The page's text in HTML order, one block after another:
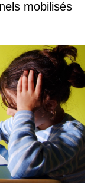
mobilisés